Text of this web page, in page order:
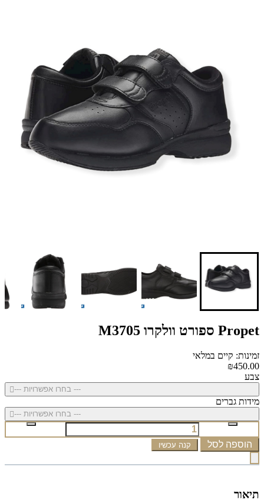
Propet ספורט וולקרו M3705
זמינות: קיים במלאי
₪450.00
צבע
--- בחרו אפשרויות ---
מידות גברים
--- בחרו אפשרויות ---
הוספה לסל קנה עכשיו
תיאור